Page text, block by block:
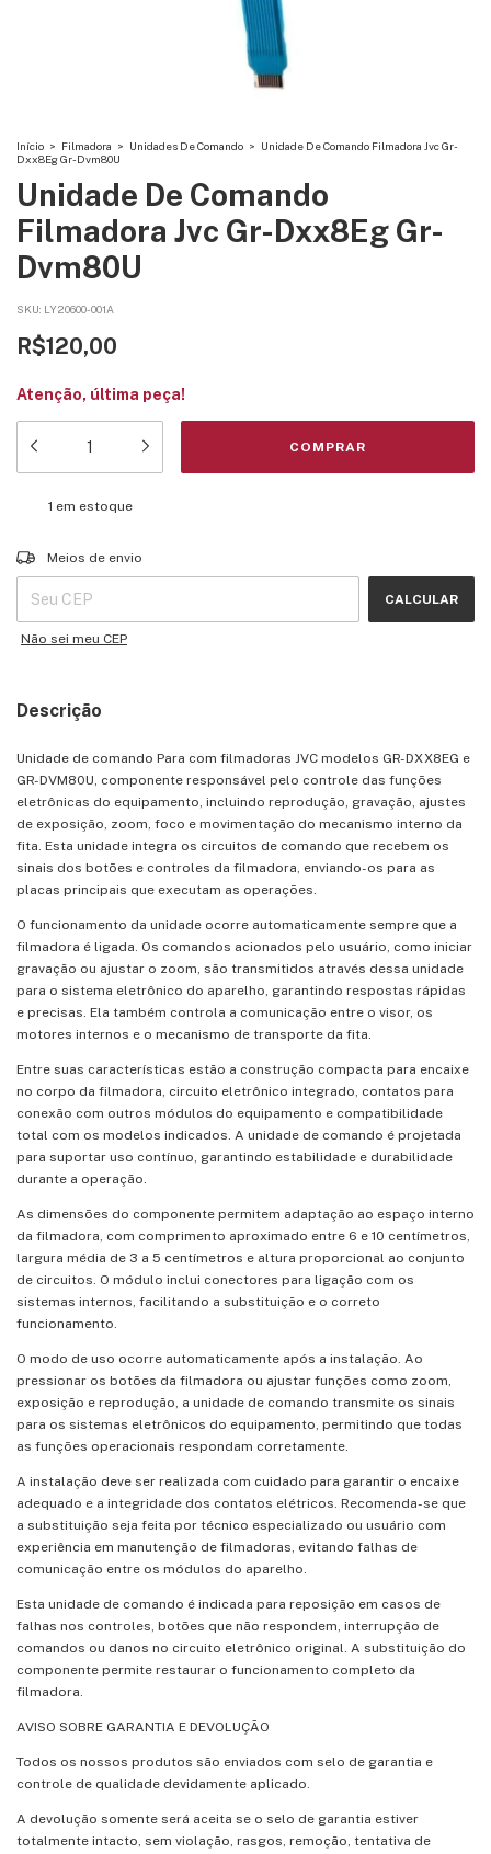
Início > Filmadora > Unidades De Comando > Unidade De Comando Filmadora Jvc Gr-
Dxx8Eg Gr-Dvm80U
Unidade De Comando
Filmadora Jvc Gr-Dxx8Eg Gr-
Dvm80U
SKU: LY20600-001A
R$120,00
Atenção, última peça!
1 em estoque
Entregas para o CEP:
Meios de envio
CALCULAR
Não sei meu CEP
Descrição
Unidade de comando Para com filmadoras JVC modelos GR-DXX8EG e
GR-DVM80U, componente responsável pelo controle das funções
eletrônicas do equipamento, incluindo reprodução, gravação, ajustes
de exposição, zoom, foco e movimentação do mecanismo interno da
fita. Esta unidade integra os circuitos de comando que recebem os
sinais dos botões e controles da filmadora, enviando-os para as
placas principais que executam as operações.
O funcionamento da unidade ocorre automaticamente sempre que a
filmadora é ligada. Os comandos acionados pelo usuário, como iniciar
gravação ou ajustar o zoom, são transmitidos através dessa unidade
para o sistema eletrônico do aparelho, garantindo respostas rápidas
e precisas. Ela também controla a comunicação entre o visor, os
motores internos e o mecanismo de transporte da fita.
Entre suas características estão a construção compacta para encaixe
no corpo da filmadora, circuito eletrônico integrado, contatos para
conexão com outros módulos do equipamento e compatibilidade
total com os modelos indicados. A unidade de comando é projetada
para suportar uso contínuo, garantindo estabilidade e durabilidade
durante a operação.
As dimensões do componente permitem adaptação ao espaço interno
da filmadora, com comprimento aproximado entre 6 e 10 centímetros,
largura média de 3 a 5 centímetros e altura proporcional ao conjunto
de circuitos. O módulo inclui conectores para ligação com os
sistemas internos, facilitando a substituição e o correto
funcionamento.
O modo de uso ocorre automaticamente após a instalação. Ao
pressionar os botões da filmadora ou ajustar funções como zoom,
exposição e reprodução, a unidade de comando transmite os sinais
para os sistemas eletrônicos do equipamento, permitindo que todas
as funções operacionais respondam corretamente.
A instalação deve ser realizada com cuidado para garantir o encaixe
adequado e a integridade dos contatos elétricos. Recomenda-se que
a substituição seja feita por técnico especializado ou usuário com
experiência em manutenção de filmadoras, evitando falhas de
comunicação entre os módulos do aparelho.
Esta unidade de comando é indicada para reposição em casos de
falhas nos controles, botões que não respondem, interrupção de
comandos ou danos no circuito eletrônico original. A substituição do
componente permite restaurar o funcionamento completo da
filmadora.
AVISO SOBRE GARANTIA E DEVOLUÇÃO
Todos os nossos produtos são enviados com selo de garantia e
controle de qualidade devidamente aplicado.
A devolução somente será aceita se o selo de garantia estiver
totalmente intacto, sem violação, rasgos, remoção, tentativa de